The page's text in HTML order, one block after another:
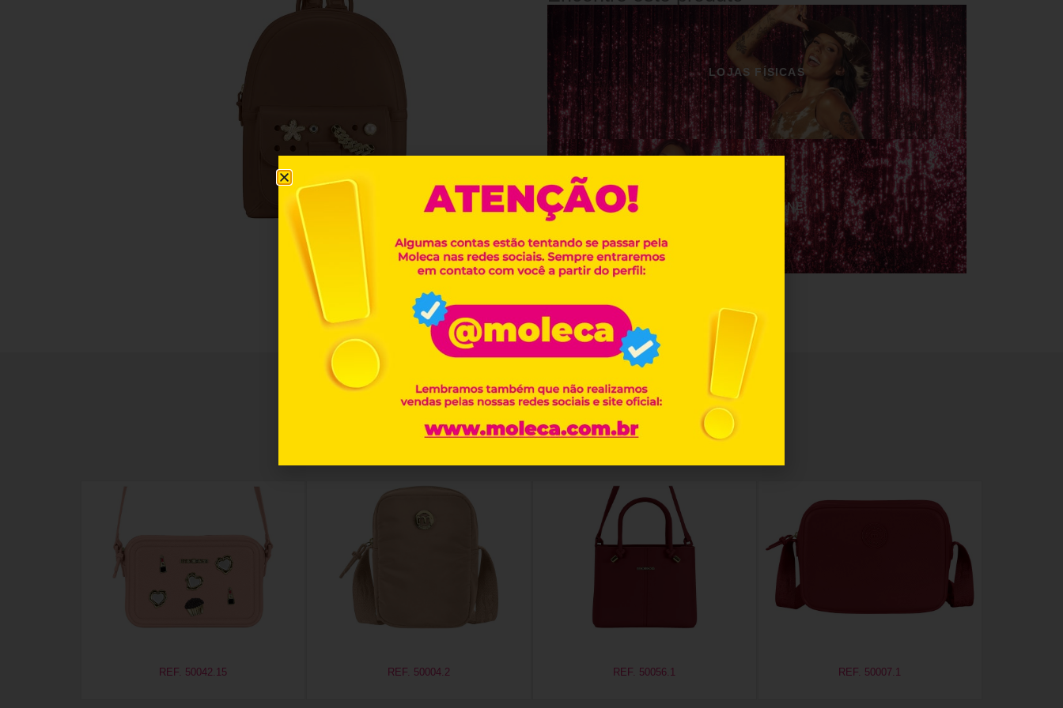
LOJAS FÍSICAS
LOJAS ONLINE
REF. 50042.15 REF. 50004.2 REF. 50056.1 REF. 50007.1